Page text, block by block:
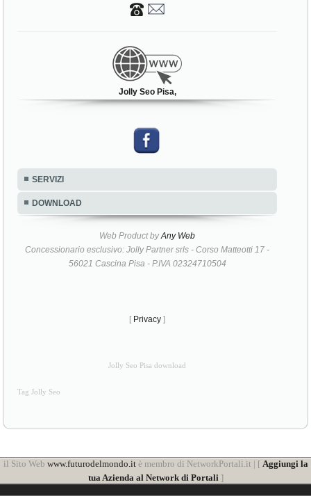
Jolly Seo Pisa,
SERVIZI
DOWNLOAD
Web Product byAny Web
Concessionario esclusivo: Jolly Partner srls - Corso Matteotti 17 -
56021 Cascina Pisa - P.IVA 02324710504
[ Privacy ]
Jolly Seo Pisa download
Tag Jolly Seo
il Sito Web www.futurodelmondo.itè membro di NetworkPortali.it | [ Aggiungi la
tua Azienda al Network di Portali]